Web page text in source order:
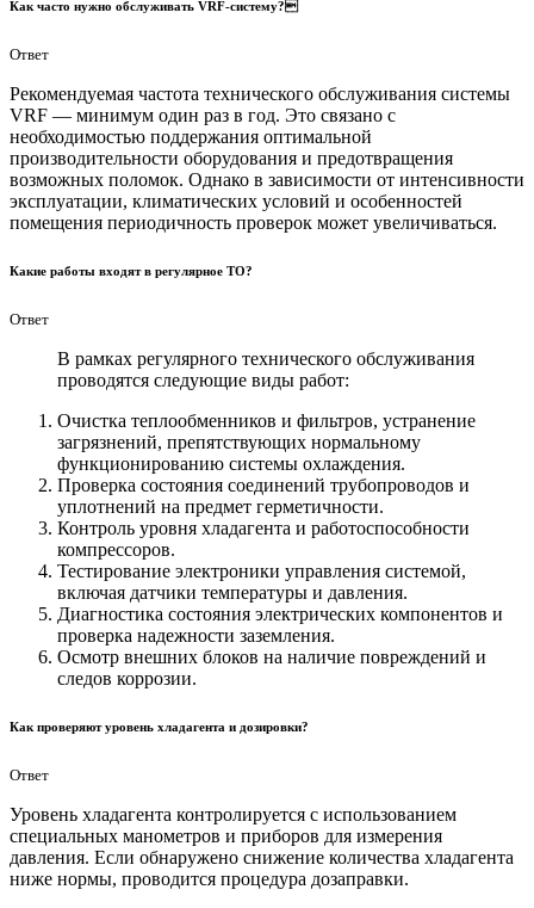
Как часто нужно обслуживать VRF‑систему?
Ответ
Рекомендуемая частота технического обслуживания системы
VRF — минимум один раз в год. Это связано с
необходимостью поддержания оптимальной
производительности оборудования и предотвращения
возможных поломок. Однако в зависимости от интенсивности
эксплуатации, климатических условий и особенностей
помещения периодичность проверок может увеличиваться.
Какие работы входят в регулярное ТО?
Ответ
В рамках регулярного технического обслуживания
проводятся следующие виды работ:
Очистка теплообменников и фильтров, устранение
загрязнений, препятствующих нормальному
функционированию системы охлаждения.
Проверка состояния соединений трубопроводов и
уплотнений на предмет герметичности.
Контроль уровня хладагента и работоспособности
компрессоров.
Тестирование электроники управления системой,
включая датчики температуры и давления.
Диагностика состояния электрических компонентов и
проверка надежности заземления.
Осмотр внешних блоков на наличие повреждений и
следов коррозии.
Как проверяют уровень хладагента и дозировки?
Ответ
Уровень хладагента контролируется с использованием
специальных манометров и приборов для измерения
давления. Если обнаружено снижение количества хладагента
ниже нормы, проводится процедура дозаправки.